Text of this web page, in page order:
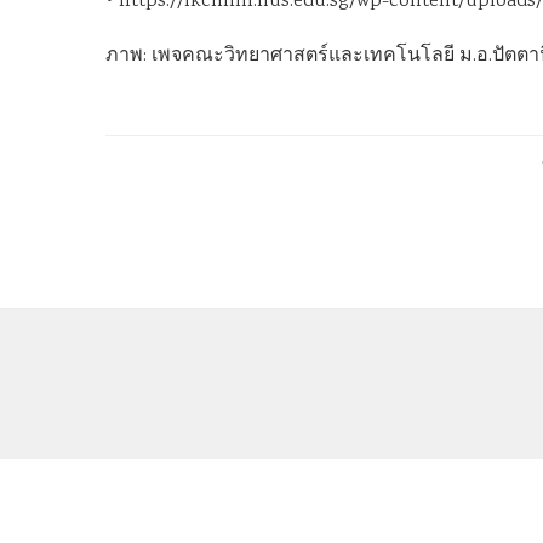
ภาพ: เพจคณะวิทยาศาสตร์และเทคโนโลยี ม.อ.ปัตต